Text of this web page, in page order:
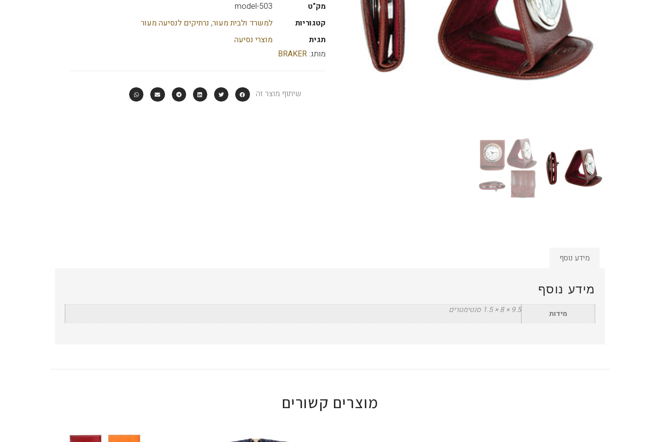
מק"ט
model-503
קטגוריות
למשרד ולבית מעור, נרתיקים לנסיעה מעור
תגית
מוצרי נסיעה
מותג:BRAKER
שיתוף מוצר זה
מידע נוסף
מידע נוסף
מידות 9.5 × 8 × 1.5 סנטימטרים
מוצרים קשורים